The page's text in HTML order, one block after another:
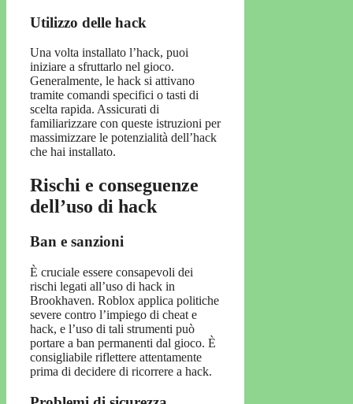
Utilizzo delle hack
Una volta installato l’hack, puoi
iniziare a sfruttarlo nel gioco.
Generalmente, le hack si attivano
tramite comandi specifici o tasti di
scelta rapida. Assicurati di
familiarizzare con queste istruzioni per
massimizzare le potenzialità dell’hack
che hai installato.
Rischi e conseguenze
dell’uso di hack
Ban e sanzioni
È cruciale essere consapevoli dei
rischi legati all’uso di hack in
Brookhaven. Roblox applica politiche
severe contro l’impiego di cheat e
hack, e l’uso di tali strumenti può
portare a ban permanenti dal gioco. È
consigliabile riflettere attentamente
prima di decidere di ricorrere a hack.